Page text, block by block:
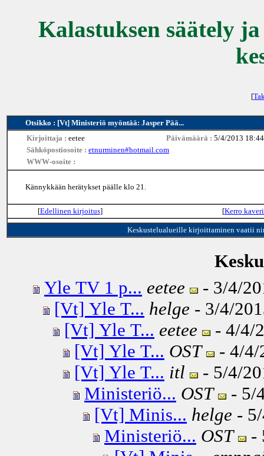
Kalastuksen säätely
[
Otsikko : [Vt] Ministeriö myöntää: Jasper Pää...
Kirjoittaja : eetee Päivämäärä : 5/4/2013
Sähköpostiosoite : etnurminen#hotmail.com
WWW-osoite :
Kännykkään herätykset päälle klo 21.
[Edellinen kirjoitus] [Kerro
Keskustelualueille kirjoittaminen vaatii
Yle TV 1 p... eetee
- 3/4/
[Vt] Yle T... helge - 3/4/
[Vt] Yle T... eetee
- 4/4/
[Vt] Yle T... OST
- 4/4/
[Vt] Yle T... itl
- 5/4/
Ministeriö... OST
- 5/
[Vt] Minis... helge -
Ministeriö... OST
-